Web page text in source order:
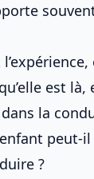
est
la
peut-
?